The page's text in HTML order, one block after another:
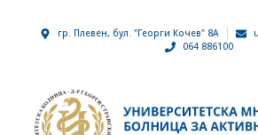
гр. Плевен, бул. "Георги Кочев" 8А
064 886100